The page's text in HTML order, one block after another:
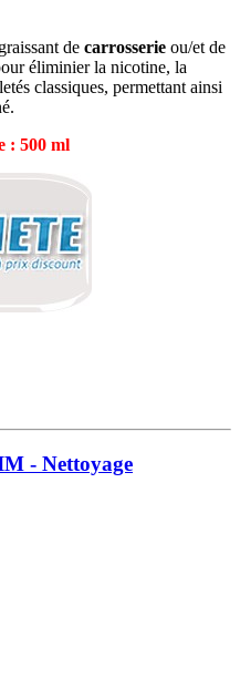
de carrosserie ou/et de
éliminier la nicotine, la
classiques, permettant ainsi
: 500 ml
- Nettoyage